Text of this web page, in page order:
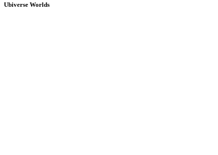
Ubiverse Worlds